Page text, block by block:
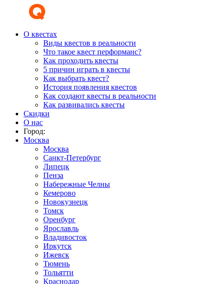
О квестах
Виды квестов в реальности
Что такое квест перформанс?
Как проходить квесты
5 причин играть в квесты
Как выбрать квест?
История появления квестов
Как создают квесты в реальности
Как развивались квесты
Скидки
О нас
Город:
Москва
Москва
Санкт-Петербург
Липецк
Пенза
Набережные Челны
Кемерово
Новокузнецк
Томск
Оренбург
Ярославль
Владивосток
Иркутск
Ижевск
Тюмень
Тольятти
Краснодар